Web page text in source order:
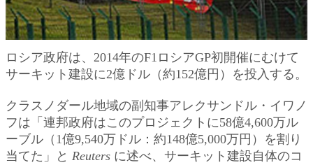
ロシア政府は、2014年のF1ロシアGP初開催にむけて
サーキット建設に2億ドル（約152億円）を投入する。
クラスノダール地域の副知事アレクサンドル・イワノ
フは「連邦政府はこのプロジェクトに58億4,600万ル
ーブル（1億9,540万ドル：約148億5,000万円）を割り
当てた」と Reuters に述べ、サーキット建設自体のコ